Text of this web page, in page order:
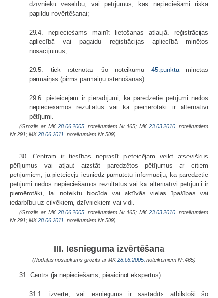
dzīvnieku veselību, vai pētījumus, kas nepieciešami riska
papildu novērtēšanai;
29.4. nepieciešams mainīt lietošanas atļaujā, reģistrācijas
apliecībā vai pagaidu reģistrācijas apliecībā minētos
nosacījumus;
29.5. tiek īstenotas šo noteikumu 45.punktāminētās
pārmaiņas (pirms pārmaiņu īstenošanas);
29.6. pieteicējam ir pierādījumi, ka paredzētie pētījumi nedos
nepieciešamos rezultātus vai ka piemērotāki ir alternatīvi
pētījumi.
(Grozīts ar MK 28.06.2005. noteikumiem Nr.465; MK 23.03.2010. noteikumiem
Nr.291; MK28.06.2011. noteikumiem Nr.509)
30. Centram ir tiesības neprasīt pieteicējam veikt atsevišķus
pētījumus vai atļaut aizstāt paredzētos pētījumus ar citiem
pētījumiem, ja pieteicējs iesniedz pamatotu informāciju, ka paredzētie
pētījumi nedos nepieciešamos rezultātus vai ka alternatīvi pētījumi ir
piemērotāki, lai noteiktu biocīda vai aktīvās vielas īpašības vai
iedarbību uz cilvēkiem, dzīvniekiem vai vidi.
(Grozīts ar MK 28.06.2005. noteikumiem Nr.465; MK 23.03.2010. noteikumiem
Nr.291; MK28.06.2011. noteikumiem Nr.509)
III. Iesnieguma izvērtēšana
(Nodaļas nosaukums grozīts ar MK28.06.2005. noteikumiem Nr.465)
31. Centrs (ja nepieciešams, pieaicinot ekspertus):
31.1. izvērtē, vai iesniegums ir sastādīts atbilstoši šo